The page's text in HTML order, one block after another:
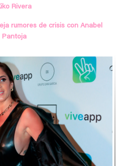
Rivera
rumores de crisis con Anabel
Pantoja